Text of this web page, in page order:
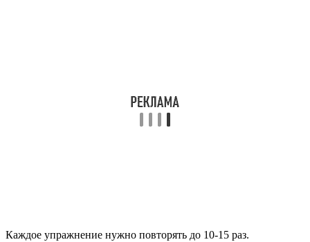
Каждое упражнение нужно повторять до 10-15 раз.